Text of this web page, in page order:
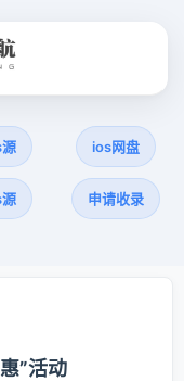
ios网盘
申请收录
”活动